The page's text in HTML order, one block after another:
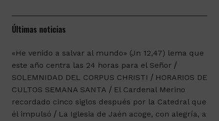
Últimas noticias
«He venido a salvar al mundo» (Jn 12,47) lema que
este año centra las 24 horas para el Señor
SOLEMNIDAD DEL CORPUS CHRISTI
HORARIOS DE
CULTOS SEMANA SANTA
El Cardenal Merino
recordado cinco siglos después por la Catedral que
él impulsó
La Iglesia de Jaén acoge, con alegría, a